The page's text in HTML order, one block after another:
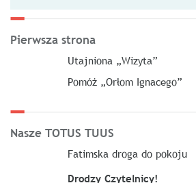
Pierwsza strona
Utajniona „Wizyta”
Pomóż „Orłom Ignacego”
Nasze TOTUS TUUS
Fatimska droga do pokoju
Drodzy Czytelnicy!